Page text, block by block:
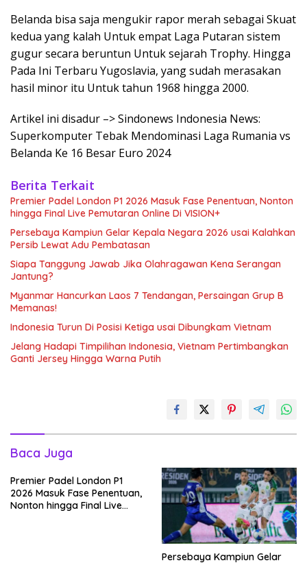
Belanda bisa saja mengukir rapor merah sebagai Skuat
kedua yang kalah Untuk empat Laga Putaran sistem
gugur secara beruntun Untuk sejarah Trophy. Hingga
Pada Ini Terbaru Yugoslavia, yang sudah merasakan
hasil minor itu Untuk tahun 1968 hingga 2000.
Artikel ini disadur –> Sindonews Indonesia News:
Superkomputer Tebak Mendominasi Laga Rumania vs
Belanda Ke 16 Besar Euro 2024
Berita Terkait
Premier Padel London P1 2026 Masuk Fase Penentuan, Nonton
hingga Final Live Pemutaran Online Di VISION+
Persebaya Kampiun Gelar Kepala Negara 2026 usai Kalahkan
Persib Lewat Adu Pembatasan
Siapa Tanggung Jawab Jika Olahragawan Kena Serangan
Jantung?
Myanmar Hancurkan Laos 7 Tendangan, Persaingan Grup B
Memanas!
Indonesia Turun Di Posisi Ketiga usai Dibungkam Vietnam
Jelang Hadapi Timpilihan Indonesia, Vietnam Pertimbangkan
Ganti Jersey Hingga Warna Putih
Baca Juga
Premier Padel London P1
2026 Masuk Fase Penentuan,
Nonton hingga Final Live
Persebaya Kampiun Gelar